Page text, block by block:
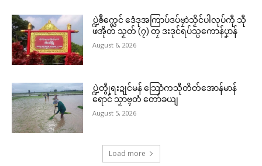
ပ္ဍဲၜဳက္လေင် ဒေံဒုအကြာပ်ဒပ်ဗၠာဲသၟိင်ပါလုပ်ကီု သီု
ဖအိုတ် သၟတ် (၇) တၠ ဒးဒုင်ရပ်သ္ပကောန်ပၞာန်
August 6, 2026
ပ္ဍဲတွဵုရးဍုင်မန် သြောံကသီုတိတ်အောန်မာန်
ရောင် သၟာဗ္ၚတံ တော်ခယျ
August 5, 2026
Load more